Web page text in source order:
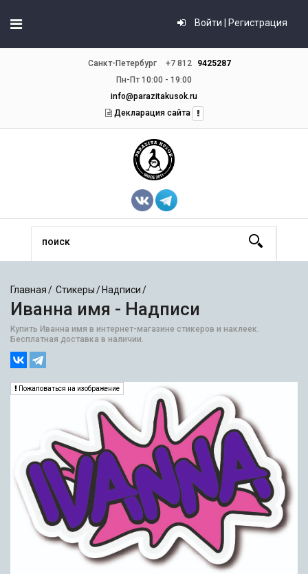
Войти | Регистрация
Санкт-Петербург +7 812
9425287
Пн-Пт 10:00 - 19:00
info@parazitakusok.ru
Декларация сайта
Главная Стикеры Надписи
Иванна имя - Надписи
Купить Иванна имя в интернет-магазине стикеров и наклеек.
Бесплатная доставка в наличии.
Пожаловаться на изображение